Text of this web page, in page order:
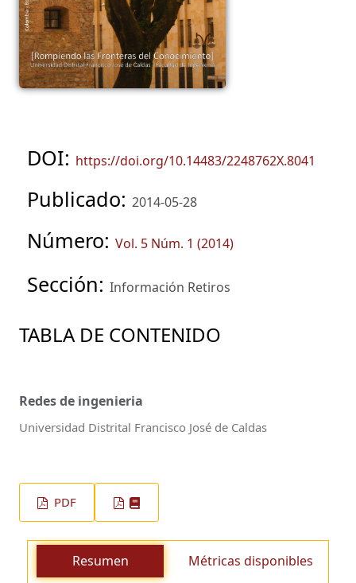
DOI: https://doi.org/10.14483/2248762X.8041
Publicado: 2014-05-28
Número: Vol. 5 Núm. 1 (2014)
Sección: Información Retiros
TABLA DE CONTENIDO
Redes de ingenieria
Universidad Distrital Francisco José de Caldas
PDF
Resumen Métricas disponibles